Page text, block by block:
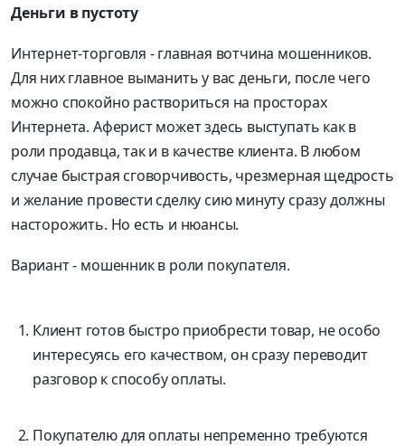
Деньги в пустоту
Интернет-торговля - главная вотчина мошенников.
Для них главное выманить у вас деньги, после чего
можно спокойно раствориться на просторах
Интернета. Аферист может здесь выступать как в
роли продавца, так и в качестве клиента. В любом
случае быстрая сговорчивость, чрезмерная щедрость
и желание провести сделку сию минуту сразу должны
насторожить. Но есть и нюансы.
Вариант - мошенник в роли покупателя.
Клиент готов быстро приобрести товар, не особо
интересуясь его качеством, он сразу переводит
разговор к способу оплаты.
Покупателю для оплаты непременно требуются